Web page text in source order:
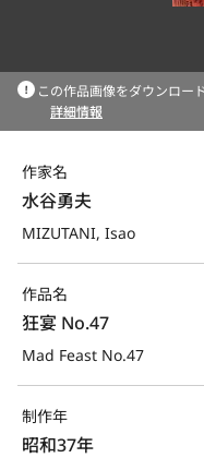
この作品画像をダウンロー
詳細情報
作家名
水谷勇夫
MIZUTANI, Isao
作品名
狂宴 No.47
Mad Feast No.47
制作年
昭和37年